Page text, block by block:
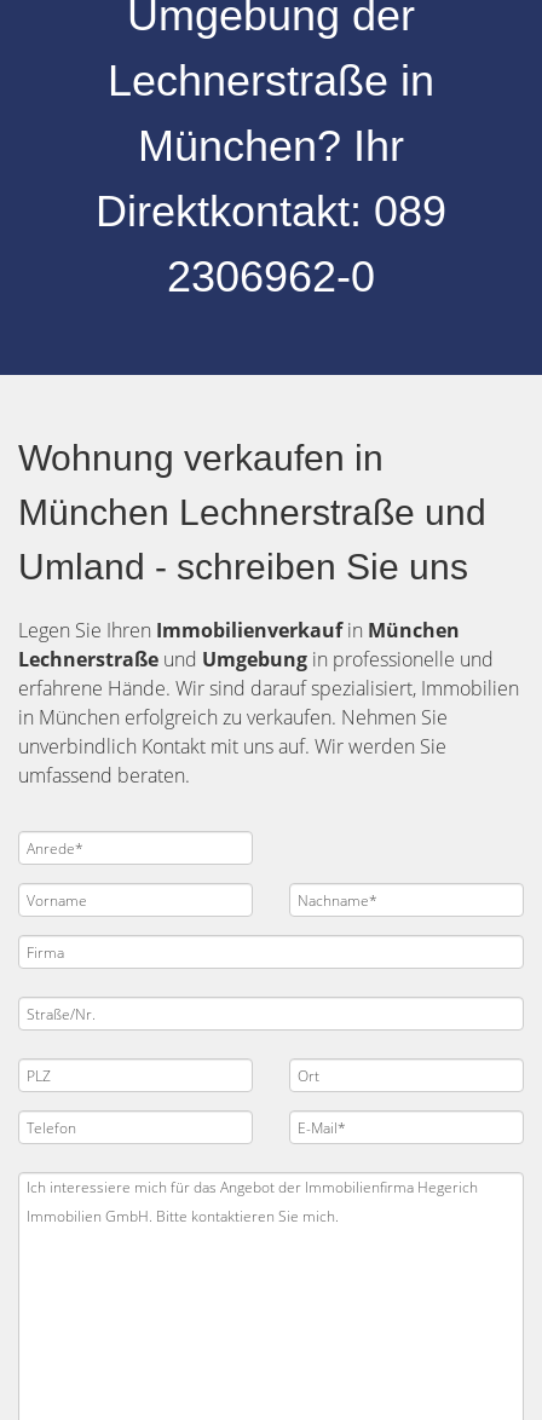
Umgebung der
Lechnerstraße in
München? Ihr
Direktkontakt: 089
2306962-0
Wohnung verkaufen in
München Lechnerstraße und
Umland - schreiben Sie uns
Legen Sie Ihren Immobilienverkaufin München
Lechnerstraße und Umgebung in professionelle und
erfahrene Hände. Wir sind darauf spezialisiert, Immobilien
in München erfolgreich zu verkaufen. Nehmen Sie
unverbindlich Kontakt mit uns auf. Wir werden Sie
umfassend beraten.